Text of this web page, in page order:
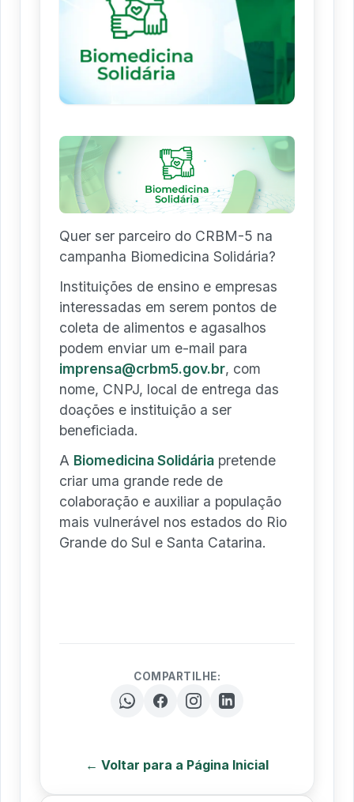
Quer ser parceiro do CRBM-5 na
campanha Biomedicina Solidária?
Instituições de ensino e empresas
interessadas em serem pontos de
coleta de alimentos e agasalhos
podem enviar um e-mail para
imprensa@crbm5.gov.br, com
nome, CNPJ, local de entrega das
doações e instituição a ser
beneficiada.
A Biomedicina Solidária pretende
criar uma grande rede de
colaboração e auxiliar a população
mais vulnerável nos estados do Rio
Grande do Sul e Santa Catarina.
COMPARTILHE:
← Voltar para a Página Inicial